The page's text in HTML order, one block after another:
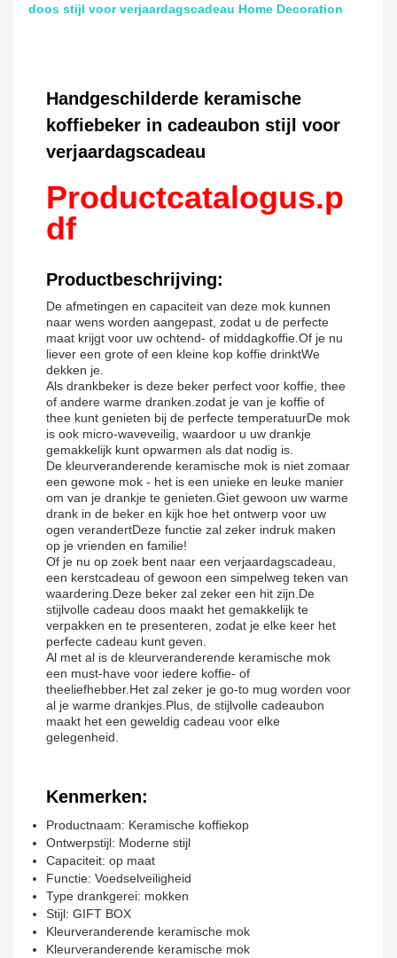
doos stijl voor verjaardagscadeau Home Decoration
Handgeschilderde keramische
koffiebeker in cadeaubon stijl voor
verjaardagscadeau
Productcatalogus.p
df
Productbeschrijving:
De afmetingen en capaciteit van deze mok kunnen
naar wens worden aangepast, zodat u de perfecte
maat krijgt voor uw ochtend- of middagkoffie.Of je nu
liever een grote of een kleine kop koffie drinktWe
dekken je.
Als drankbeker is deze beker perfect voor koffie, thee
of andere warme dranken.zodat je van je koffie of
thee kunt genieten bij de perfecte temperatuurDe mok
is ook micro-waveveilig, waardoor u uw drankje
gemakkelijk kunt opwarmen als dat nodig is.
De kleurveranderende keramische mok is niet zomaar
een gewone mok - het is een unieke en leuke manier
om van je drankje te genieten.Giet gewoon uw warme
drank in de beker en kijk hoe het ontwerp voor uw
ogen verandertDeze functie zal zeker indruk maken
op je vrienden en familie!
Of je nu op zoek bent naar een verjaardagscadeau,
een kerstcadeau of gewoon een simpelweg teken van
waardering.Deze beker zal zeker een hit zijn.De
stijlvolle cadeau doos maakt het gemakkelijk te
verpakken en te presenteren, zodat je elke keer het
perfecte cadeau kunt geven.
Al met al is de kleurveranderende keramische mok
een must-have voor iedere koffie- of
theeliefhebber.Het zal zeker je go-to mug worden voor
al je warme drankjes.Plus, de stijlvolle cadeaubon
maakt het een geweldig cadeau voor elke
gelegenheid.
Kenmerken:
Productnaam: Keramische koffiekop
Ontwerpstijl: Moderne stijl
Capaciteit: op maat
Functie: Voedselveiligheid
Type drankgerei: mokken
Stijl: GIFT BOX
Kleurveranderende keramische mok
Kleurveranderende keramische mok